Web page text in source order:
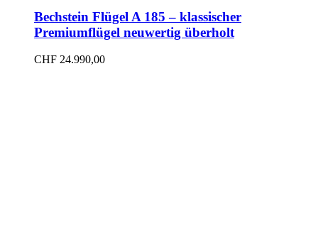
Bechstein Flügel A 185 – klassischer
Premiumflügel neuwertig überholt
CHF 24.990,00